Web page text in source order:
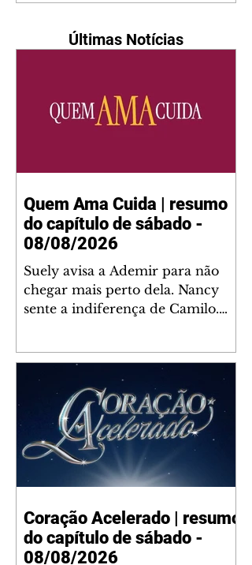
Últimas Notícias
Quem Ama Cuida | resumo
do capítulo de sábado -
08/08/2026
Suely avisa a Ademir para não
chegar mais perto dela. Nancy
sente a indiferença de Camilo.
joalheria. André conta a Pedro
que a associação de advogados
expulsou Ademir. Laurentino
contrata Adriana para servir no
restaurante. Adriana vê Pedro e
Bruna no restaurante. Bruna
provoca Adriana. Dora pede
encontro com Suely. Adriana diz
a Lyris que está feliz trabalhando
no restaurante de Nanc
Coração Acelerado | resumo
do capítulo de sábado -
08/08/2026